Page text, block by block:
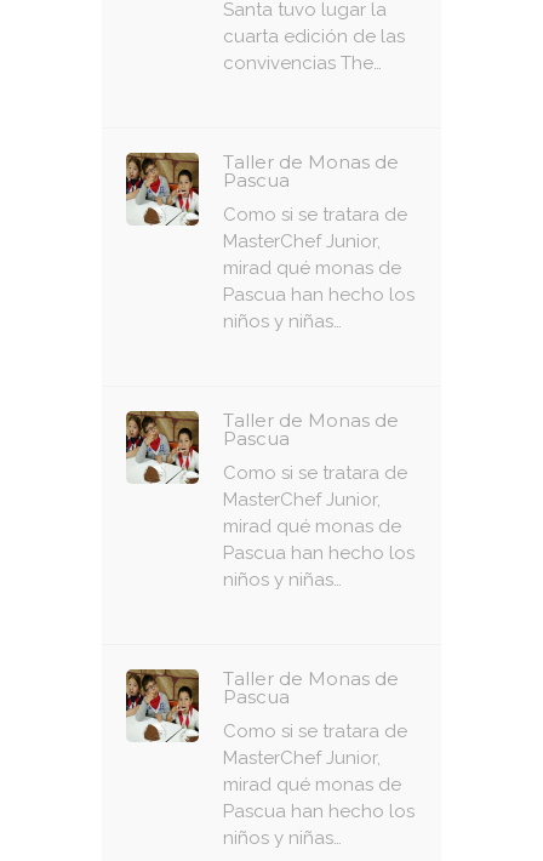
Santa tuvo lugar la
cuarta edición de las
convivencias The…
Taller de Monas de
Pascua
Como si se tratara de
MasterChef Junior,
mirad qué monas de
Pascua han hecho los
niños y niñas…
Taller de Monas de
Pascua
Como si se tratara de
MasterChef Junior,
mirad qué monas de
Pascua han hecho los
niños y niñas…
Taller de Monas de
Pascua
Como si se tratara de
MasterChef Junior,
mirad qué monas de
Pascua han hecho los
niños y niñas…